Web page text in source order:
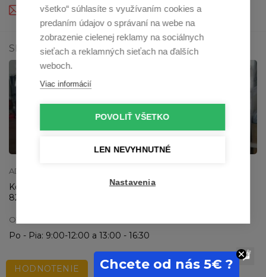
všetko“ súhlasíte s využívaním cookies a
predaním údajov o správaní na webe na
zobrazenie cielenej reklamy na sociálnych
sieťach a reklamných sieťach na ďalších
weboch.
Viac informácií
POVOLIŤ VŠETKO
LEN NEVYHNUTNÉ
Nastavenia
profikuchar@profikuchar.sk
SHOWROOM V BRATISLAVE
ADRESA SHOWROOMU
Kostlivého 19
821 03 Bratislava
OTVÁRACIA DOBA
Po - Pia: 9:00-12:00 a 13:00 - 16:30
HODNOTENIE Chcete od nás 5€ ?